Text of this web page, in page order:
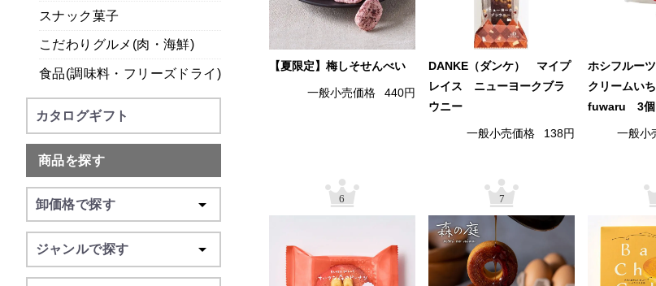
【夏限定】梅しそせんべい
一般小売価格 440円
DANKE（ダンケ） マイプ
レイス ニューヨークブラ
ウニー
一般小売価格 138円
ホシフルー
クリームい
fuwaru 3個
一般小
6 7
スナック菓子
こだわりグルメ(肉・海鮮)
食品(調味料・フリーズドライ)
カタログギフト
商品を探す
卸価格で探す
ジャンルで探す